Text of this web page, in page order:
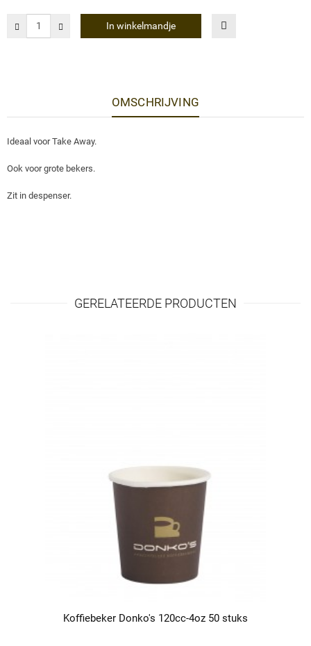
In winkelmandje
OMSCHRIJVING
Ideaal voor Take Away.
Ook voor grote bekers.
Zit in despenser.
GERELATEERDE PRODUCTEN
Koffiebeker Donko's 120cc-4oz 50 stuks